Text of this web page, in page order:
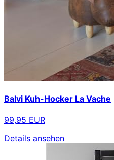
Balvi Kuh-Hocker La Vache
99,95 EUR
Details ansehen